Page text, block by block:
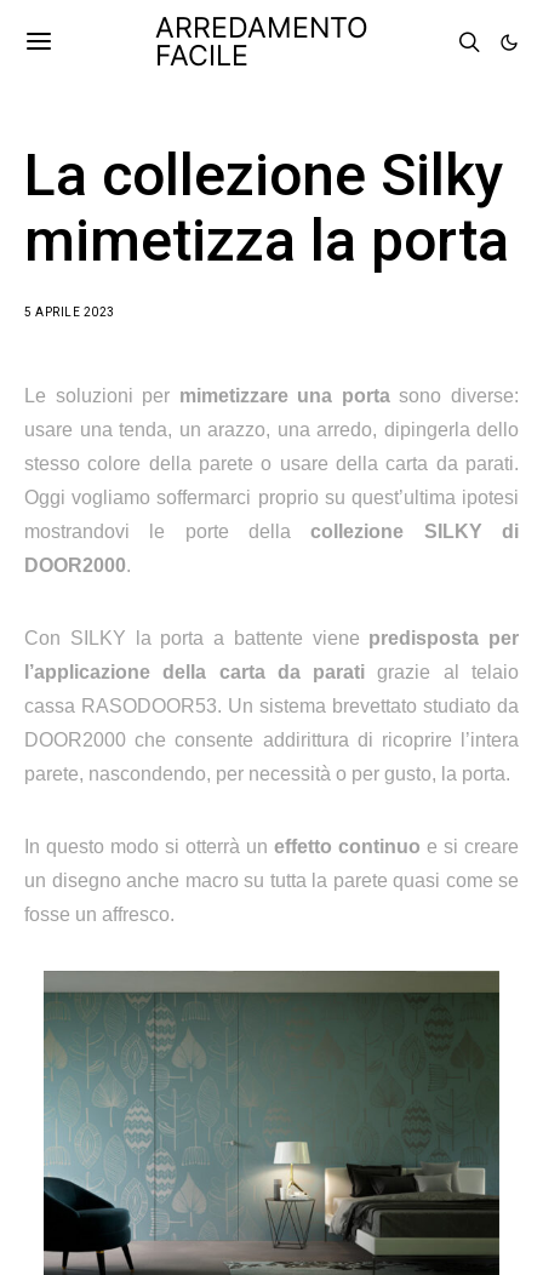
ARREDAMENTO
FACILE
La collezione Silky
mimetizza la porta
5 APRILE 2023
Le soluzioni per mimetizzare una portasono diverse:
usare una tenda, un arazzo, una arredo, dipingerla dello
stesso colore della parete o usare della carta da parati.
Oggi vogliamo soffermarci proprio su quest’ultima ipotesi
mostrandovi le porte dellacollezione SILKY di
DOOR2000.
Con SILKY la porta a battente viene predisposta per
l’applicazione della carta da parati grazie al telaio
cassa RASODOOR53. Un sistema brevettato studiato da
DOOR2000 che consente addirittura di ricoprire l’intera
parete, nascondendo, per necessità o per gusto, la porta.
In questo modo si otterrà un effetto continuo e si creare
un disegno anche macro su tutta la parete quasi come se
fosse un affresco.